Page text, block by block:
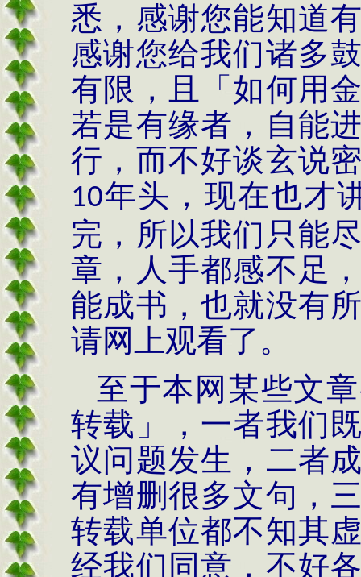
悉，感谢您能知道
感谢您给我们诸多
有限，且「如何用
若是有缘者，自能
行，而不好谈玄说
10年头，现在也才
完，所以我们只能
章，人手都感不足
能成书，也就没有
请网上观看了 。
至于本网某些文
转载」，一者我们
议问题发生，二者
有增删很多文句，
转载单位都不知其
经我们同意，不好